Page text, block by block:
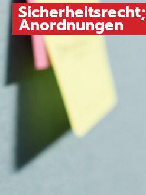
Sicherheitsrecht;
Anordnungen